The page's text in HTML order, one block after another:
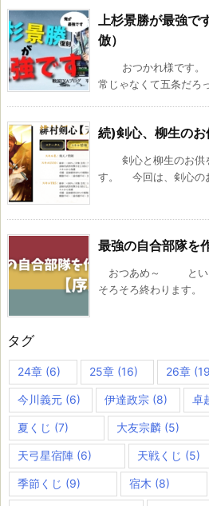
上杉景勝が最強で
倣）
おつかれ様です。
常じゃなくて五条だろ
続)剣心、柳生のお
剣心と柳生のお供
す。 今回は、剣心の
最強の自合部隊を
おつあめ～ という
そろそろ終わります
タグ
24章 (6) 25章(16) 26章
今川義元 (6) 伊達政宗 (8) 卓
夏くじ (7) 大友宗麟 (5)
天弓星宿陣 (6) 天戦くじ (5)
季節くじ (9) 宿木 (8)